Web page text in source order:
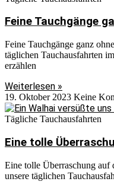
Feine Tauchgänge
Feine Tauchgänge ganz
täglichen Tauchausfahrten
erzählen
Weiterlesen »
19. Oktober 2023 Keine
Tägliche Tauchausfahrten
Eine tolle
Eine tolle Überraschung
unsere täglichen